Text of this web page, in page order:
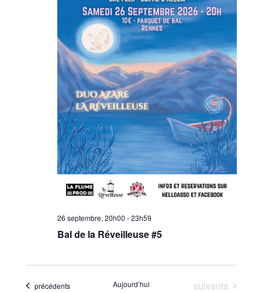
26 septembre, 20h00 -23h59
Bal de la Réveilleuse #5
Évènements
précédents Aujourd’hui Évènements
suivants